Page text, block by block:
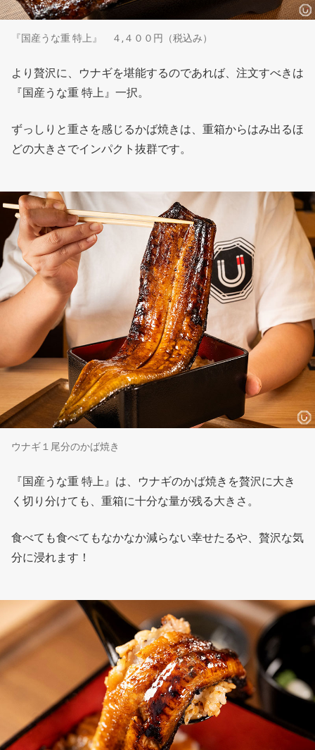
『国産うな重 特上』 ４,４００円（税込み）
より贅沢に、ウナギを堪能するのであれば、注文すべきは
『国産うな重 特上』一択。
ずっしりと重さを感じるかば焼きは、重箱からはみ出るほ
どの大きさでインパクト抜群です。
ウナギ１尾分のかば焼き
『国産うな重 特上』は、ウナギのかば焼きを贅沢に大き
く切り分けても、重箱に十分な量が残る大きさ。
食べても食べてもなかなか減らない幸せたるや、贅沢な気
分に浸れます！